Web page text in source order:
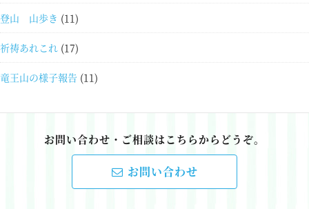
登山 山歩き (11)
祈祷あれこれ (17)
竜王山の様子報告 (11)
お問い合わせ・ご相談はこちらからどうぞ。
お問い合わせ